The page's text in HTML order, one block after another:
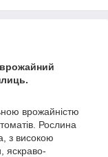
врожайністю
Рослина
з високою
яскраво-